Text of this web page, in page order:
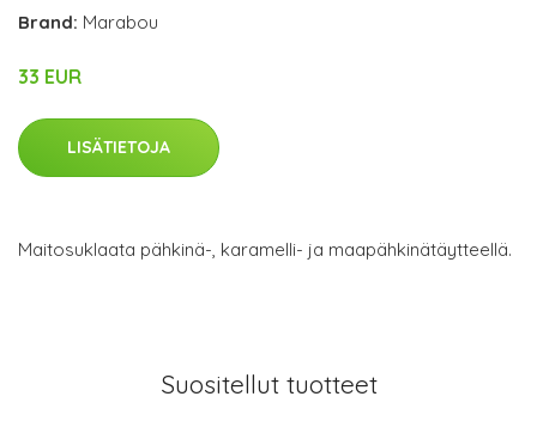
Brand: Marabou
33 EUR
LISÄTIETOJA
Maitosuklaata pähkinä-, karamelli- ja maapähkinätäytteellä.
Suositellut tuotteet